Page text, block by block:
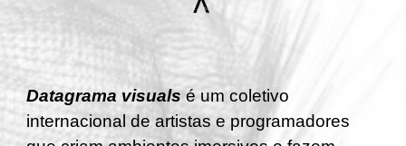
Datagrama visuals é um coletivo
internacional de artistas e programadores